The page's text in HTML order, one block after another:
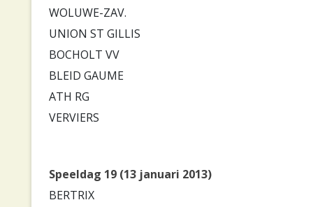
WOLUWE-ZAV.
UNION ST GILLIS
BOCHOLT VV
BLEID GAUME
ATH RG
VERVIERS
Speeldag 19 (13 januari 2013)
BERTRIX